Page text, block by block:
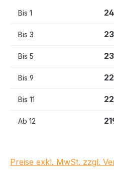
Bis 1
Bis 3
Bis 5
Bis 9
Bis 11
Ab 12
Preise exkl. MwSt. zzgl.